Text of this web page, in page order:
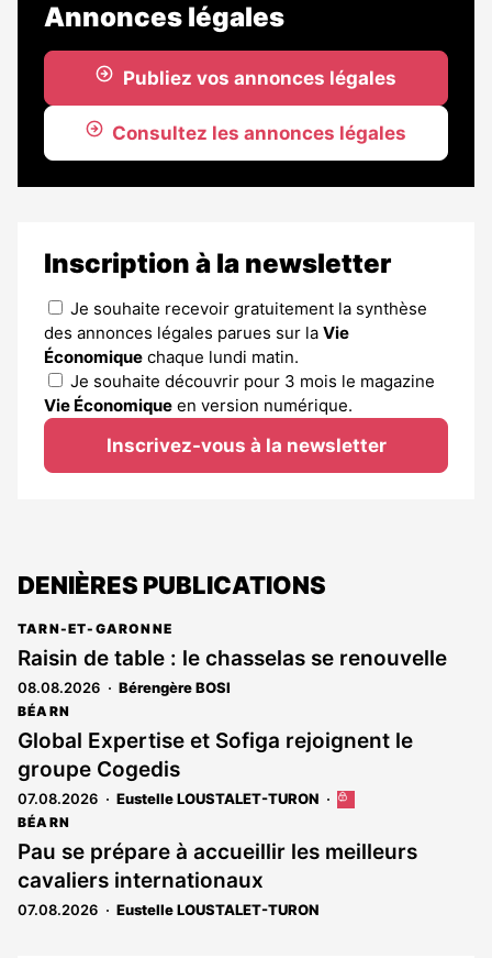
Annonces légales
Publiez vos annonces légales
Consultez les annonces légales
Inscription à la newsletter
Je souhaite recevoir gratuitement la synthèse
des annonces légales parues sur la Vie
Économique chaque lundi matin.
Je souhaite découvrir pour 3 mois le magazine
Vie Économique en version numérique.
Inscrivez-vous à la newsletter
DENIÈRES PUBLICATIONS
TARN-ET-GARONNE
Raisin de table : le chasselas se renouvelle
08.08.2026 Bérengère BOSI
BÉARN
Global Expertise et Sofiga rejoignent le
groupe Cogedis
07.08.2026 Eustelle LOUSTALET-TURON
Cet
est
réservé
BÉARN
Pau se prépare à accueillir les meilleurs
cavaliers internationaux
07.08.2026 Eustelle LOUSTALET-TURON